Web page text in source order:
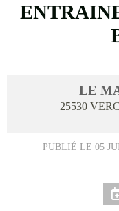
LE
25530
PUBLIÉ LE 05